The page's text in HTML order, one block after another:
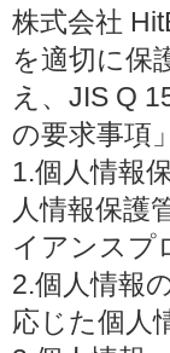
株式会社
を適切に保
え、JIS Q
の要求事項
1.個人情報
人情報保護
イアンスプ
2.個人情報
応じた個人